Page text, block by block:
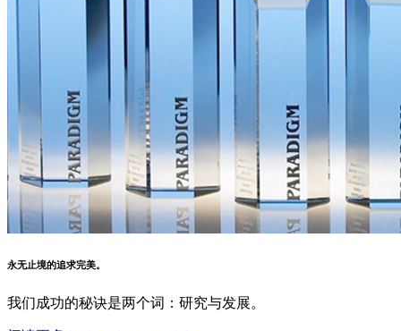
永无止境的追求完美。
我们成功的秘诀是两个词：研究与发展。